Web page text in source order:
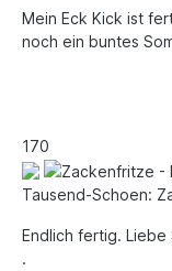
Mein Eck Kick ist
noch ein buntes
170
Tausend-Schoen:
Endlich fertig.
.